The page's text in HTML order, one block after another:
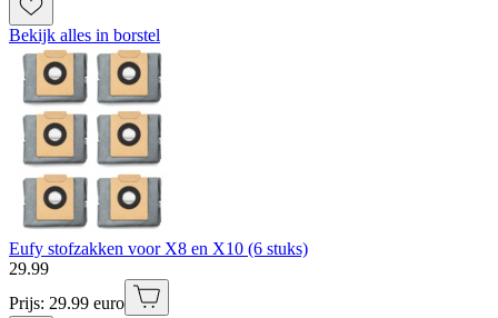
Bekijk alles in borstel
Eufy stofzakken voor X8 en X10 (6 stuks)
29.99
Prijs: 29.99 euro